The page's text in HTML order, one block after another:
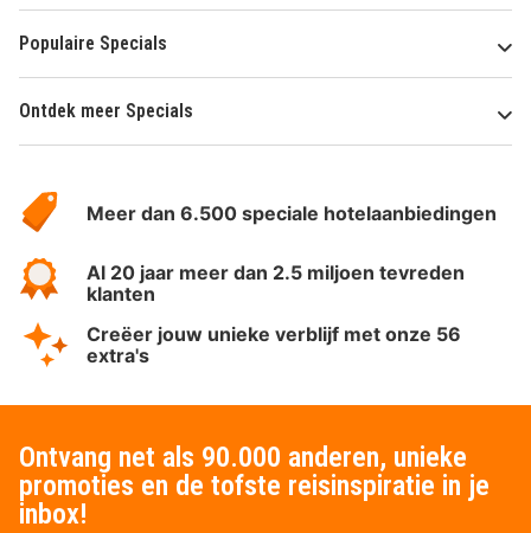
Populaire Specials
Ontdek meer Specials
HotelSpecials
Meer dan 6.500 speciale hotelaanbiedingen
Al 20 jaar meer dan 2.5 miljoen tevreden
klanten
Creëer jouw unieke verblijf met onze 56
extra's
Ontvang net als 90.000 anderen, unieke
promoties en de tofste reisinspiratie in je
inbox!